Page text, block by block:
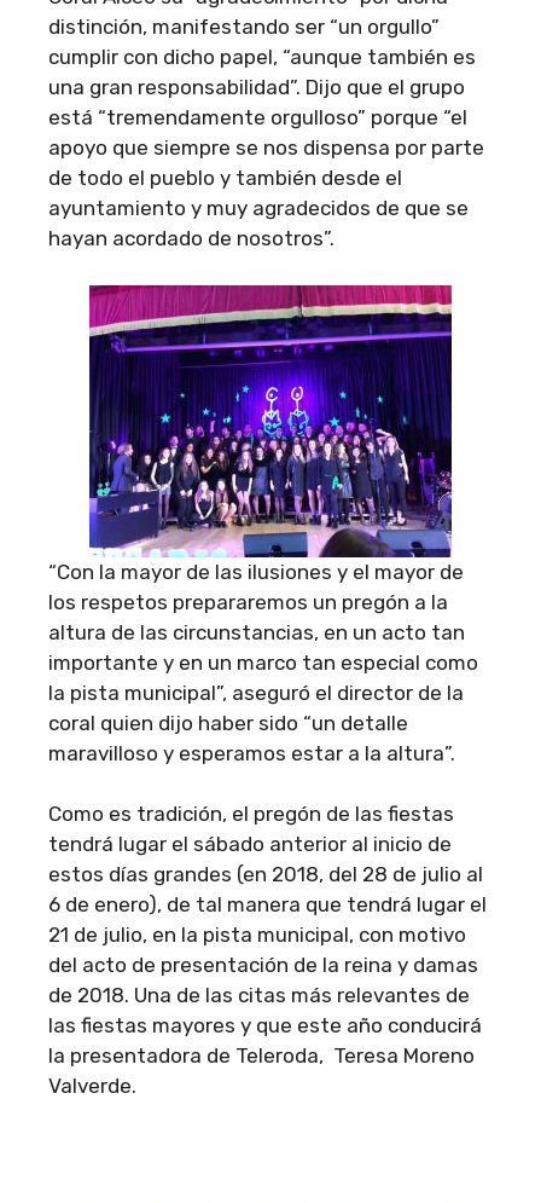
distinción, manifestando ser “un orgullo”
cumplir con dicho papel, “aunque también es
una gran responsabilidad”. Dijo que el grupo
está “tremendamente orgulloso” porque “el
apoyo que siempre se nos dispensa por parte
de todo el pueblo y también desde el
ayuntamiento y muy agradecidos de que se
hayan acordado de nosotros”.
“Con la mayor de las ilusiones y el mayor de
los respetos prepararemos un pregón a la
altura de las circunstancias, en un acto tan
importante y en un marco tan especial como
la pista municipal”, aseguró el director de la
coral quien dijo haber sido “un detalle
maravilloso y esperamos estar a la altura”.
Como es tradición, el pregón de las fiestas
tendrá lugar el sábado anterior al inicio de
estos días grandes (en 2018, del 28 de julio al
6 de enero), de tal manera que tendrá lugar el
21 de julio, en la pista municipal, con motivo
del acto de presentación de la reina y damas
de 2018. Una de las citas más relevantes de
las fiestas mayores y que este año conducirá
la presentadora de Teleroda, Teresa Moreno
Valverde.